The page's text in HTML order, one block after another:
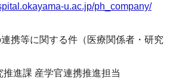
u.ac.jp/ph_company/
携等に関する件（医療関係者・研究
進課 産学官連携推進担当